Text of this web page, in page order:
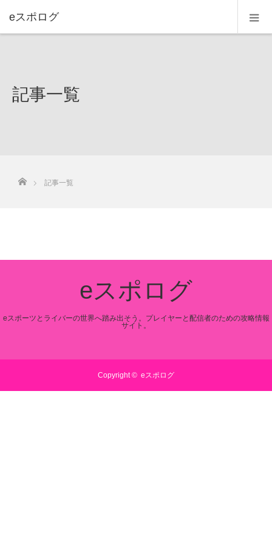
eスポログ
記事一覧
ホーム
記事一覧
eスポログ
eスポーツとライバーの世界へ踏み出そう。プレイヤーと配信者のための攻略情報
サイト。
Copyright © eスポログ